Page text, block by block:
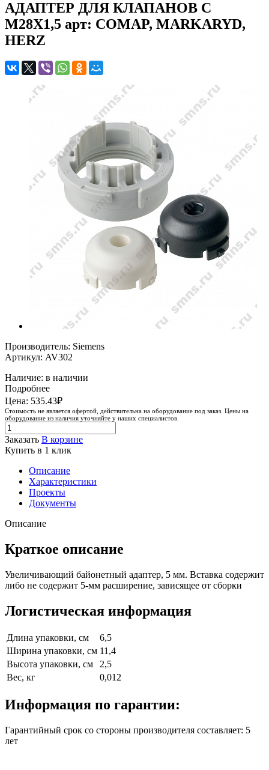
АДАПТЕР ДЛЯ КЛАПАНОВ С
M28X1,5 арт: COMAP, MARKARYD,
HERZ
Производитель: Siemens
Артикул: AV302
Наличие: в наличии
Подробнее
Цена: 535.43₽
Стоимость не является офертой, действительна на оборудование под заказ. Цены на
оборудование из наличия уточняйте у наших специалистов.
Заказать В корзине
Купить в 1 клик
Описание
Характеристики
Проекты
Документы
Описание
Краткое описание
Увеличивающий байонетный адаптер, 5 мм. Вставка содержит
либо не содержит 5-мм расширение, зависящее от сборки
Логистическая информация
Длина упаковки, см
6,5
Ширина упаковки, см 11,4
Высота упаковки, см
2,5
Вес, кг
0,012
Информация по гарантии:
Гарантийный срок со стороны производителя составляет: 5
лет